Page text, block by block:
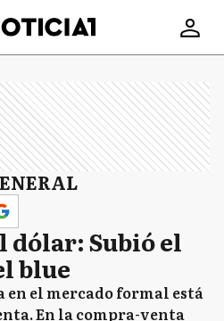
dólar: Subió el
blue
en el mercado formal está
En la compra-venta